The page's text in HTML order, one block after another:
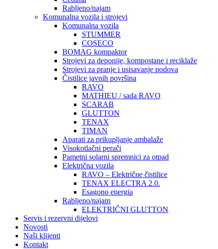
Rabljeno/najam
Komunalna vozila i strojevi
Komunalna vozila
STUMMER
COSECO
BOMAG kompaktor
Strojevi za deponije, kompostane i reciklaže
Strojevi za pranje i usisavanje podova
Čistilice javnih površina
RAVO
MATHIEU / sada RAVO
SCARAB
GLUTTON
TENAX
TIMAN
Aparati za prikupljanje ambalaže
Visokotlačni perači
Pametni solarni spremnici za otpad
Električna vozila
RAVO – Električne čistilice
TENAX ELECTRA 2.0.
Esagono energia
Rabljeno/najam
ELEKTRIČNI GLUTTON
Servis i rezervni dijelovi
Novosti
Naši klijenti
Kontakt